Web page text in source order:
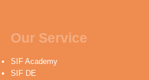
Our Service
SIF Academy
SIF DE